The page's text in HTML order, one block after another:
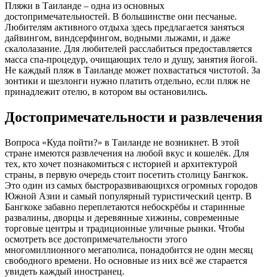
Пляжи в Таиланде – одна из основных
достопримечательностей. В большинстве они песчаные.
Любителям активного отдыха здесь предлагается заняться
дайвингом, виндсерфингом, водными лыжами, и даже
скалолазание. Для любителей расслабиться предоставляется
масса спа-процедур, очищающих тело и душу, занятия йогой.
Не каждый пляж в Таиланде может похвастаться чистотой. За
зонтики и шезлонги нужно платить отдельно, если пляж не
принадлежит отелю, в котором вы остановились.
Достопримечательности и развлечения
Вопроса «Куда пойти?» в Таиланде не возникнет. В этой
стране имеются развлечения на любой вкус и кошелёк. Для
тех, кто хочет познакомиться с историей и архитектурой
страны, в первую очередь стоит посетить столицу Бангкок.
Это один из самых быстроразвивающихся огромных городов
Южной Азии и самый популярный туристический центр. В
Бангкоке забавно переплетаются небоскрёбы и старинные
развалины, дворцы и деревянные хижины, современные
торговые центры и традиционные уличные рынки. Чтобы
осмотреть все достопримечательности этого
многомиллионного мегаполиса, понадобится не один месяц
свободного времени. Но основные из них всё же старается
увидеть каждый иностранец.